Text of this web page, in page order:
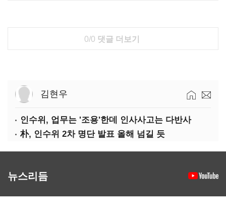
0/0 댓글 더보기
김현우
인수위, 업무는 '조용'한데 인사사고는 다반사
朴, 인수위 2차 명단 발표 올해 넘길 듯
뉴스리듬